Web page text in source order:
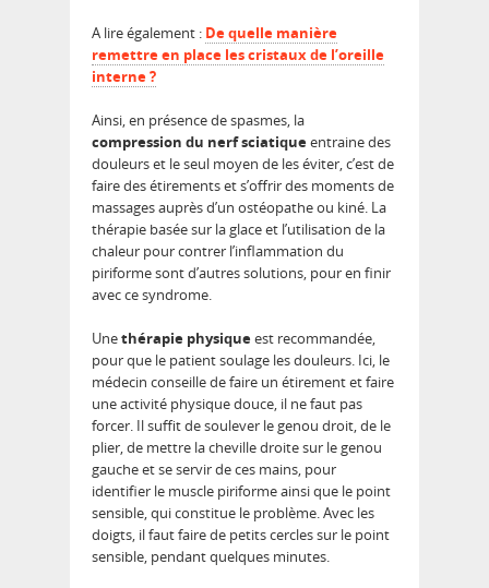
A lire également : De quelle manière
remettre en place les cristaux de l’oreille
interne ?
Ainsi, en présence de spasmes, la
compression du nerf sciatiqueentraine des
douleurs et le seul moyen de les éviter, c’est de
faire des étirements et s’offrir des moments de
massages auprès d’un ostéopathe ou kiné. La
thérapie basée sur la glace et l’utilisation de la
chaleur pour contrer l’inflammation du
piriforme sont d’autres solutions, pour en finir
avec ce syndrome.
Unethérapie physiqueest recommandée,
pour que le patient soulage les douleurs. Ici, le
médecin conseille de faire un étirement et faire
une activité physique douce, il ne faut pas
forcer. Il suffit de soulever le genou droit, de le
plier, de mettre la cheville droite sur le genou
gauche et se servir de ces mains, pour
identifier le muscle piriforme ainsi que le point
sensible, qui constitue le problème. Avec les
doigts, il faut faire de petits cercles sur le point
sensible, pendant quelques minutes.